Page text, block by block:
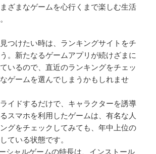
ざまなゲームを心行くまで楽しむ生活
つけたい時は、ランキングサイトをチ
。新たなるゲームアプリが続けざまに
いるので、直近のランキングをチェッ
ゲームを選んでしまうかもしれませ
イドするだけで、キャラクターを誘導
スマホを利用したゲームは、有名な人
グをチェックしてみても、年中上位の
ている状態です。
シャルゲームの特長は、インストール